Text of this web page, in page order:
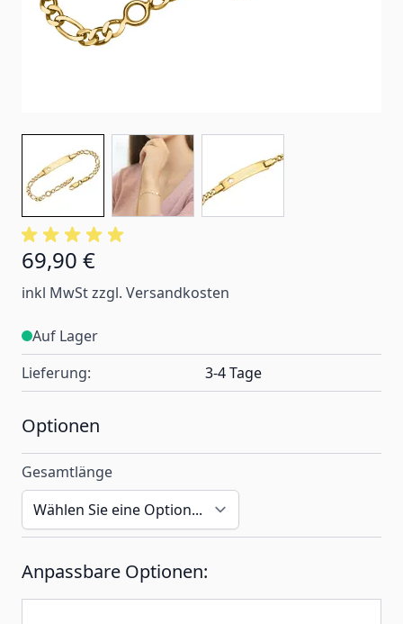
Ab:
69,90 €
inkl MwSt zzgl. Versandkosten
Auf Lager
Lieferung:
3-4 Tage
Optionen
Gesamtlänge
Anpassbare Optionen: